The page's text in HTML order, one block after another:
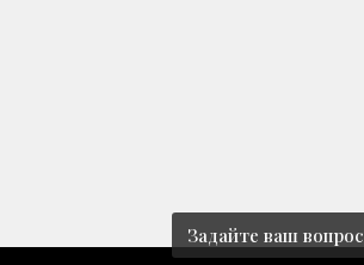
Задайте ваш вопрос